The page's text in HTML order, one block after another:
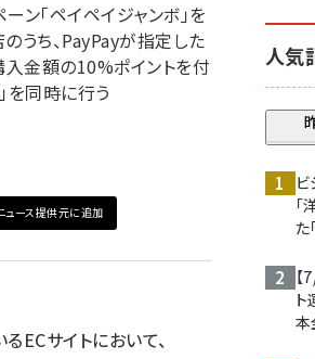
ン「ペイペイジャンボ」を
うち、PayPayが指定した
入金額の10%ポイントを付
を同時に行う
ュース提供元に追加
ECサイトにおいて、
人気
た
本